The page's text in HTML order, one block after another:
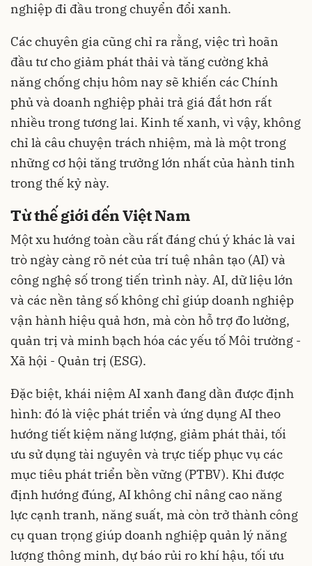
nghiệp đi đầu trong chuyển đổi xanh.
Các chuyên gia cũng chỉ ra rằng, việc trì hoãn
đầu tư cho giảm phát thải và tăng cường khả
năng chống chịu hôm nay sẽ khiến các Chính
phủ và doanh nghiệp phải trả giá đắt hơn rất
nhiều trong tương lai. Kinh tế xanh, vì vậy, không
chỉ là câu chuyện trách nhiệm, mà là một trong
những cơ hội tăng trưởng lớn nhất của hành tinh
trong thế kỷ này.
Từ thế giới đến Việt Nam
Một xu hướng toàn cầu rất đáng chú ý khác là vai
trò ngày càng rõ nét của trí tuệ nhân tạo (AI) và
công nghệ số trong tiến trình này. AI, dữ liệu lớn
và các nền tảng số không chỉ giúp doanh nghiệp
vận hành hiệu quả hơn, mà còn hỗ trợ đo lường,
quản trị và minh bạch hóa các yếu tố Môi trường -
Xã hội - Quản trị (ESG).
Đặc biệt, khái niệm AI xanh đang dần được định
hình: đó là việc phát triển và ứng dụng AI theo
hướng tiết kiệm năng lượng, giảm phát thải, tối
ưu sử dụng tài nguyên và trực tiếp phục vụ các
mục tiêu phát triển bền vững (PTBV). Khi được
định hướng đúng, AI không chỉ nâng cao năng
lực cạnh tranh, năng suất, mà còn trở thành công
cụ quan trọng giúp doanh nghiệp quản lý năng
lượng thông minh, dự báo rủi ro khí hậu, tối ưu